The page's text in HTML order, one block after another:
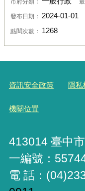
市府分類：
發布日期： 2024-01-01
點閱次數： 1268
資訊安全政策 隱私
機關位置
413014 臺中
一編號：
電 話：